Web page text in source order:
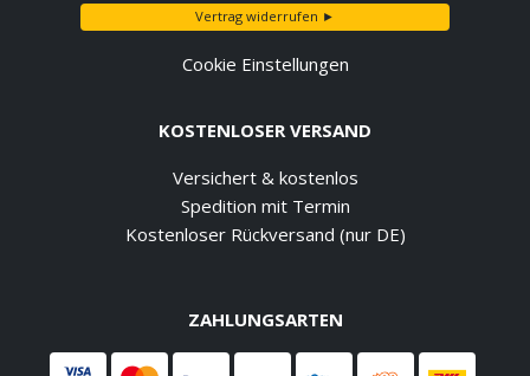
Vertrag widerrufen ►
Cookie Einstellungen
KOSTENLOSER VERSAND
Versichert & kostenlos
Spedition mit Termin
Kostenloser Rückversand (nur DE)
ZAHLUNGSARTEN